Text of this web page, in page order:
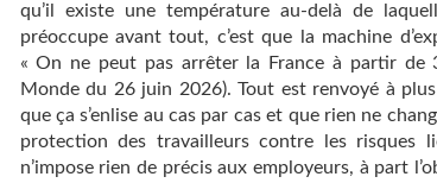
qu’il existe une température au-delà de
préoccupe avant tout, c’est que la machine
« On ne peut pas arrêter la France à partir
Monde du 26 juin 2026). Tout est renvoyé à
que ça s’enlise au cas par cas et que rien ne
protection des travailleurs contre les risques
n’impose rien de précis aux employeurs, à part